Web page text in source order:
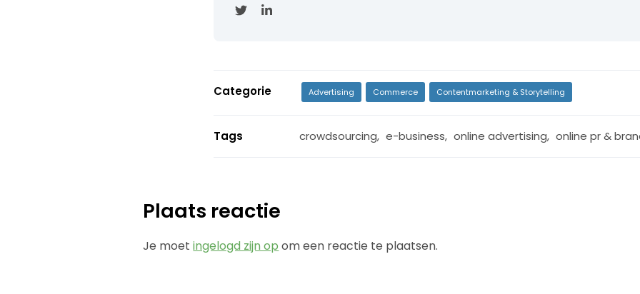
Categorie Advertising Commerce Contentmarketing & Storytelling
Tags crowdsourcing, e-business, online advertising, online pr &
Plaats reactie
Je moetingelogd zijn op om een reactie te plaatsen.